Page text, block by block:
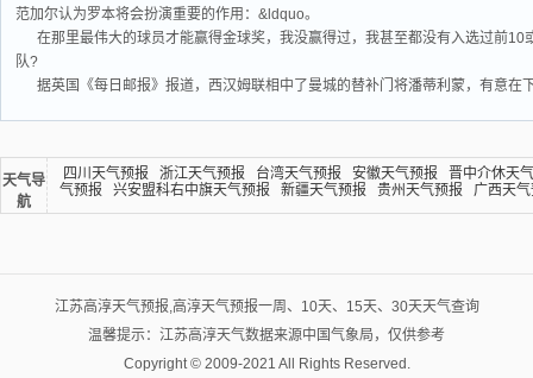
范加尔认为罗本将会扮演重要的作用：&ldquo。
在那里最伟大的球员才能赢得金球奖，我没赢得过，我甚至都没有入选过前
队?
据英国《每日邮报》报道，西汉姆联相中了曼城的替补门将潘蒂利蒙，有意在
天气导
航
四川天气预报 浙江天气预报 台湾天气预报 安徽天气预报
晋中介休天
气预报
兴安盟科右中旗天气预报 新疆天气预报 贵州天气预报 广西天
江苏高淳天气预报,高淳天气预报一周、10天、15天、30天天气查询
温馨提示：江苏高淳天气数据来源中国气象局，仅供参考
Copyright © 2009-2021 All Rights Reserved.